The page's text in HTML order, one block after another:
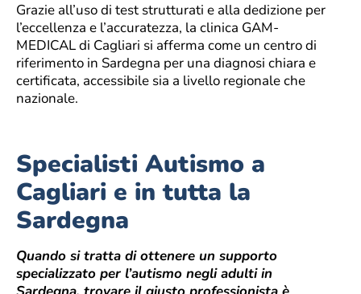
Grazie all’uso di test strutturati e alla dedizione per
l’eccellenza e l’accuratezza, la clinica GAM-
MEDICAL di Cagliari si afferma come un centro di
riferimento in Sardegna per una diagnosi chiara e
certificata, accessibile sia a livello regionale che
nazionale.
Specialisti Autismo a
Cagliari e in tutta la
Sardegna
Quando si tratta di ottenere un supporto
specializzato per l’autismo negli adulti in